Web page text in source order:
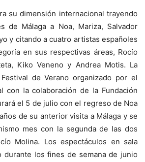
su dimensión internacional trayendo
de Málaga a Noa, Mariza, Salvador
y citando a cuatro artistas españoles
en sus respectivas áreas, Rocío
Kiko Veneno y Andrea Motis. La
de Verano organizado por el
con la colaboración de la Fundación
el 5 de julio con el regreso de Noa
de su anterior visita a Málaga y se
mes con la segunda de las dos
Molina. Los espectáculos en sala
durante los fines de semana de junio